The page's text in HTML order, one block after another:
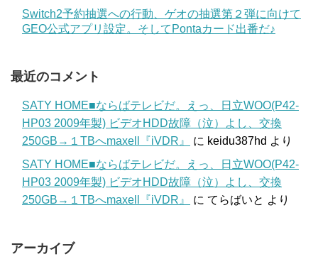
Switch2予約抽選への行動、ゲオの抽選第２弾に向けて
GEO公式アプリ設定。そしてPontaカード出番だ♪
最近のコメント
SATY HOME■ならばテレビだ。えっ、日立WOO(P42-
HP03 2009年製) ビデオHDD故障（泣）よし、交換
250GB→１TBへmaxell『iVDR』
に keidu387hd より
SATY HOME■ならばテレビだ。えっ、日立WOO(P42-
HP03 2009年製) ビデオHDD故障（泣）よし、交換
250GB→１TBへmaxell『iVDR』
に てらばいと より
アーカイブ